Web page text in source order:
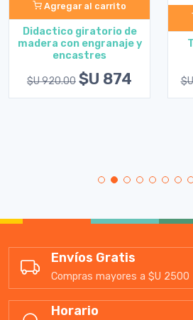
Agregar al carrito
Didactico giratorio de
madera con engranaje y
encastres
$U 920.00 $U 874
Envíos Gratis
Compras mayores a $U 2500
Horario